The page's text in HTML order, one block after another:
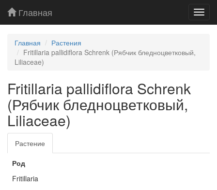
Главная
Главная
Растения
Fritillaria pallidiflora Schrenk (Рябчик бледноцветковый,
Liliaceae)
Fritillaria pallidiflora Schrenk
(Рябчик бледноцветковый,
Liliaceae)
Растение
Род
Fritillaria